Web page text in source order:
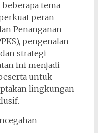
tema
peran
Penanganan
pengenalan
strategi
ini menjadi
untuk
lingkungan